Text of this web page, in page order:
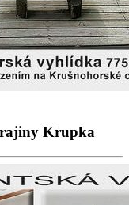
Krupka